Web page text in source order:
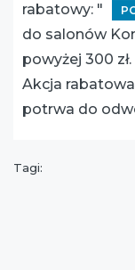
rabatowy: "
do salonów
powyżej 300 zł.
Akcja
potrwa do
Tagi: